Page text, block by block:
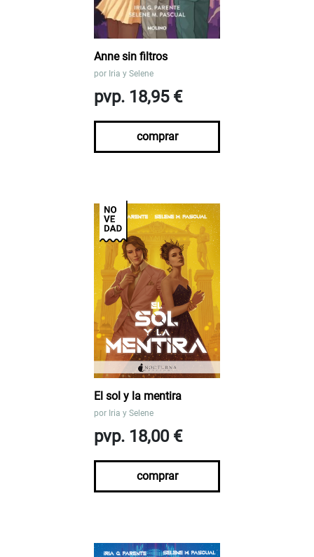
Anne sin filtros
por Iria y Selene
pvp. 18,95 €
comprar
El sol y la mentira
por Iria y Selene
pvp. 18,00 €
comprar